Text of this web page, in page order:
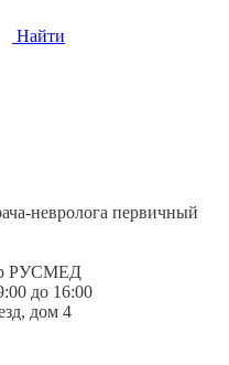
Найти
невролога первичный
РУСМЕД
до 16:00
дом 4